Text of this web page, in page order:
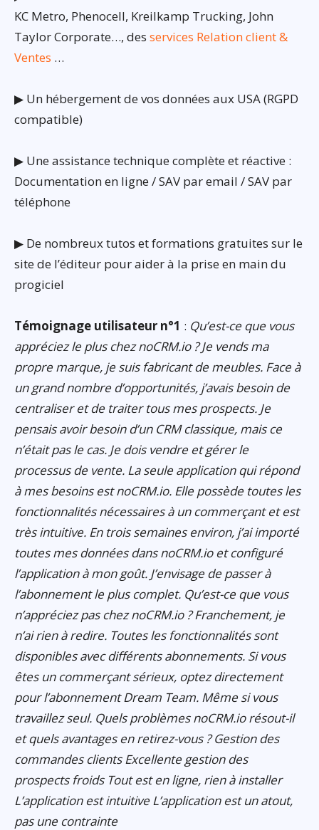
KC Metro, Phenocell, Kreilkamp Trucking, John
Taylor Corporate…, des services Relation client &
Ventes …
▶ Un hébergement de vos données aux USA (RGPD
compatible)
▶ Une assistance technique complète et réactive :
Documentation en ligne / SAV par email / SAV par
téléphone
▶ De nombreux tutos et formations gratuites sur le
site de l’éditeur pour aider à la prise en main du
progiciel
Témoignage utilisateur n°1 : Qu’est-ce que vous
appréciez le plus chez noCRM.io ? Je vends ma
propre marque, je suis fabricant de meubles. Face à
un grand nombre d’opportunités, j’avais besoin de
centraliser et de traiter tous mes prospects. Je
pensais avoir besoin d’un CRM classique, mais ce
n’était pas le cas. Je dois vendre et gérer le
processus de vente. La seule application qui répond
à mes besoins est noCRM.io. Elle possède toutes les
fonctionnalités nécessaires à un commerçant et est
très intuitive. En trois semaines environ, j’ai importé
toutes mes données dans noCRM.io et configuré
l’application à mon goût. J’envisage de passer à
l’abonnement le plus complet. Qu’est-ce que vous
n’appréciez pas chez noCRM.io ? Franchement, je
n’ai rien à redire. Toutes les fonctionnalités sont
disponibles avec différents abonnements. Si vous
êtes un commerçant sérieux, optez directement
pour l’abonnement Dream Team. Même si vous
travaillez seul. Quels problèmes noCRM.io résout-il
et quels avantages en retirez-vous ? Gestion des
commandes clients Excellente gestion des
prospects froids Tout est en ligne, rien à installer
L’application est intuitive L’application est un atout,
pas une contrainte